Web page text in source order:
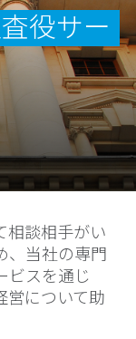
役サー
相談相手がい
、当社の専門
ビスを通じ
営について助